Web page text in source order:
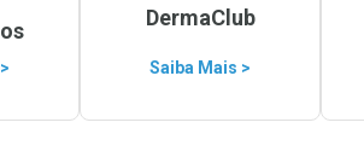
DermaClub
Saiba Mais >